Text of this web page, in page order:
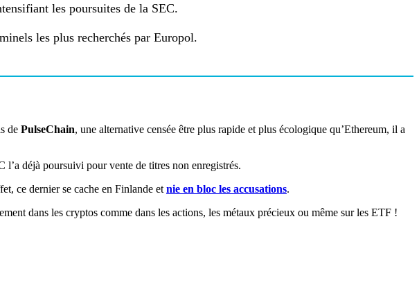
les poursuites de la SEC.
les plus recherchés par Europol.
de PulseChain, une alternative censée être plus rapide et plus écologique qu’Ethereum, il a
l’a déjà poursuivi pour vente de titres non enregistrés.
ce dernier se cache en Finlande et nie en bloc les accusations.
dans les cryptos comme dans les actions, les métaux précieux ou même sur les ETF !